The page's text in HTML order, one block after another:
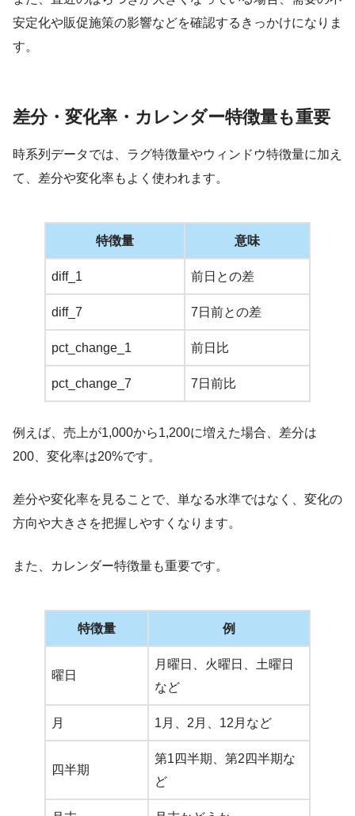
安定化や販促施策の影響などを確認するきっかけになりま
す。
差分・変化率・カレンダー特徴量も重要
時系列データでは、ラグ特徴量やウィンドウ特徴量に加え
て、差分や変化率もよく使われます。
特徴量 意味
diff_1 前日との差
diff_7 7日前との差
pct_change_1 前日比
pct_change_7 7日前比
例えば、売上が1,000から1,200に増えた場合、差分は
200、変化率は20%です。
差分や変化率を見ることで、単なる水準ではなく、変化の
方向や大きさを把握しやすくなります。
また、カレンダー特徴量も重要です。
特徴量 例
曜日
月曜日、火曜日、土曜日
など
月 1月、2月、12月など
四半期
第1四半期、第2四半期な
ど